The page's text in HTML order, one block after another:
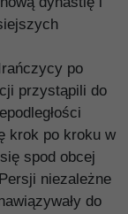
po
przystąpili do
krok po kroku w
spod obcej
niezależne
do